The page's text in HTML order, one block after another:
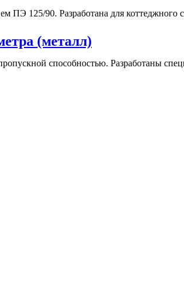
125/90. Разработана для коттеджного
(металл)
способностью. Разработаны